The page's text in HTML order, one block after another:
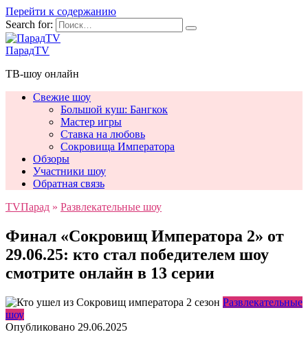
Перейти к содержанию
Search for:
ПарадTV
ТВ-шоу онлайн
Свежие шоу
Большой куш: Бангкок
Мастер игры
Ставка на любовь
Сокровища Императора
Обзоры
Участники шоу
Обратная связь
TVПарад » Развлекательные шоу
Финал «Сокровищ Императора 2» от
29.06.25: кто стал победителем шоу
смотрите онлайн в 13 серии
Развлекательные
шоу
Опубликовано 29.06.2025